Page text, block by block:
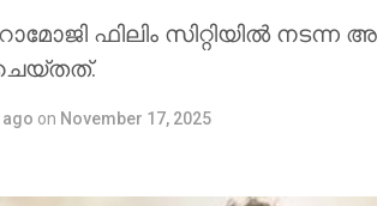
ഫിലിം സിറ്റിയില്‍ നടന്ന
ചെയ്തത്.
on November 17, 2025